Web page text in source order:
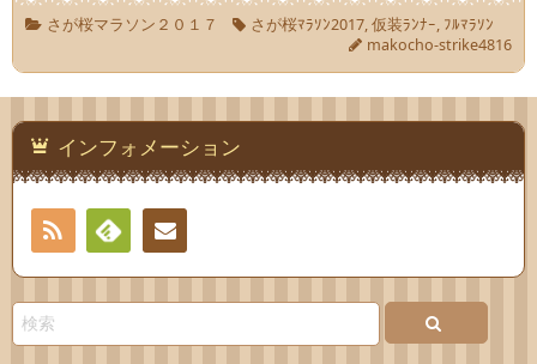
さが桜マラソン２０１７ さが桜ﾏﾗｿﾝ2017,仮装ﾗﾝﾅｰ, ﾌﾙﾏﾗｿﾝ
makocho-strike4816
インフォメーション
RSS
Feedly連絡